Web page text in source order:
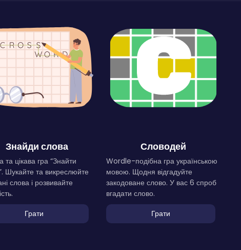
Знайди слова
та цікава гра “Знайти
Шукайте та викреслюйте
слова і розвивайте
Грати
Словодей
Wordle-подібна гра українською
мовою. Щодня відгадуйте
закодоване слово. У вас 6 спроб
вгадати слово.
Грати